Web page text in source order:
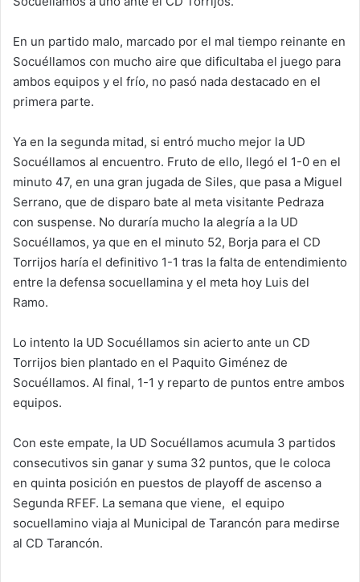
En un partido malo, marcado por el mal tiempo reinante en
Socuéllamos con mucho aire que dificultaba el juego para
ambos equipos y el frío, no pasó nada destacado en el
primera parte.
Ya en la segunda mitad, si entró mucho mejor la UD
Socuéllamos al encuentro. Fruto de ello, llegó el 1-0 en el
minuto 47, en una gran jugada de Siles, que pasa a Miguel
Serrano, que de disparo bate al meta visitante Pedraza
con suspense. No duraría mucho la alegría a la UD
Socuéllamos, ya que en el minuto 52, Borja para el CD
Torrijos haría el definitivo 1-1 tras la falta de entendimiento
entre la defensa socuellamina y el meta hoy Luis del
Ramo.
Lo intento la UD Socuéllamos sin acierto ante un CD
Torrijos bien plantado en el Paquito Giménez de
Socuéllamos. Al final, 1-1 y reparto de puntos entre ambos
equipos.
Con este empate, la UD Socuéllamos acumula 3 partidos
consecutivos sin ganar y suma 32 puntos, que le coloca
en quinta posición en puestos de playoff de ascenso a
Segunda RFEF. La semana que viene, el equipo
socuellamino viaja al Municipal de Tarancón para medirse
al CD Tarancón.